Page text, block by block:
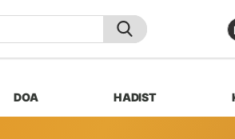
DOA HADIST